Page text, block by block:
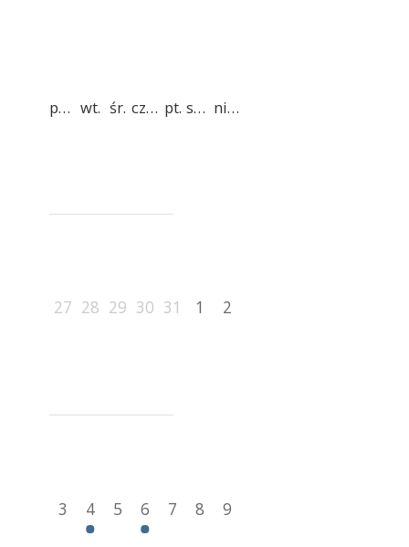
pon. wt. śr. czw. pt. sob. niedz.
27 28 29 30 31 1 2
3 4 5 6 7 8 9